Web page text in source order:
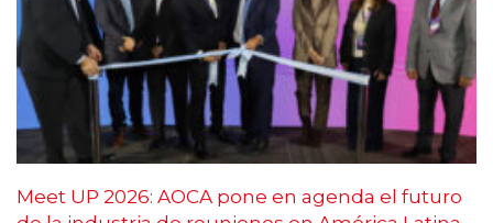
Meet UP 2026: AOCA pone en agenda el futuro